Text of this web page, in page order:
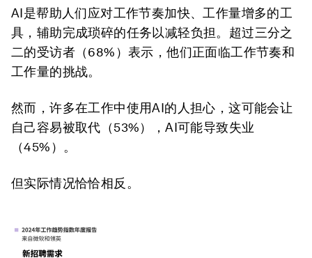
AI是帮助人们应对工作节奏加快、工作量增多的工
具，辅助完成琐碎的任务以减轻负担。超过三分之
二的受访者（68%）表示，他们正面临工作节奏和
工作量的挑战。
然而，许多在工作中使用AI的人担心，这可能会让
自己容易被取代（53%），AI可能导致失业
（45%）。
但实际情况恰恰相反。